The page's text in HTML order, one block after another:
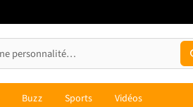
Buzz Sports Vidéos